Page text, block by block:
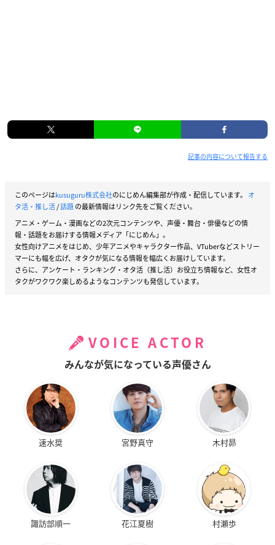
記事の内容について報告する
このページはkusuguru株式会社のにじめん編集部が作成・配信しています。 オ
タ活・推し活/話題の最新情報はリンク先をご覧ください。
アニメ・ゲーム・漫画などの2次元コンテンツや、声優・舞台・俳優などの情
報・話題をお届けする情報メディア「にじめん」。
女性向けアニメをはじめ、少年アニメやキャラクター作品、VTuberなどストリー
マーにも幅を広げ、オタクが気になる情報を幅広くお届けしています。
さらに、アンケート・ランキング・オタ活（推し活）お役立ち情報など、女性オ
タクがワクワク楽しめるようなコンテンツも発信しています。
VOICE ACTOR
みんなが気になっている声優さん
速水奨 宮野真守 木村昴
諏訪部順一 花江夏樹 村瀬歩